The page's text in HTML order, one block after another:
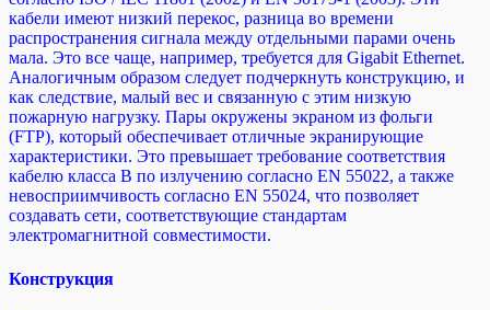
кабели имеют низкий перекос, разница во времени
распространения сигнала между отдельными парами очень
мала. Это все чаще, например, требуется для Gigabit Ethernet.
Аналогичным образом следует подчеркнуть конструкцию, и
как следствие, малый вес и связанную с этим низкую
пожарную нагрузку. Пары окружены экраном из фольги
(FTP), который обеспечивает отличные экранирующие
характеристики. Это превышает требование соответствия
кабелю класса B по излучению согласно EN 55022, а также
невосприимчивость согласно EN 55024, что позволяет
создавать сети, соответствующие стандартам
электромагнитной совместимости.
Конструкция